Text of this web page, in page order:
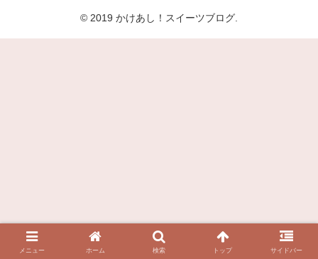
© 2019 かけあし！スイーツブログ.
メニュー ホーム 検索 トップ サイドバー